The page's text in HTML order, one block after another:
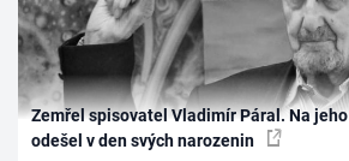
Zemřel spisovatel Vladimír Páral. Na
odešel v den svých narozenin